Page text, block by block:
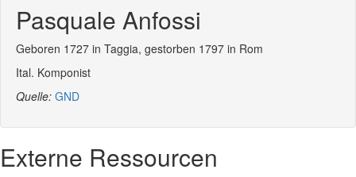
Pasquale Anfossi
Geboren 1727 in Taggia, gestorben 1797 in Rom
Ital. Komponist
Quelle: GND
Externe Ressourcen